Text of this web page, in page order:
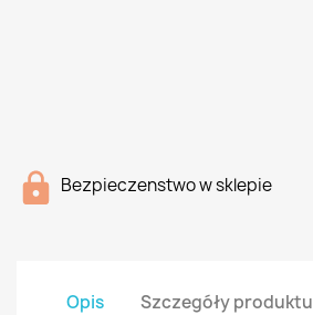
Bezpieczenstwo w sklepie
Opis Szczegóły produktu